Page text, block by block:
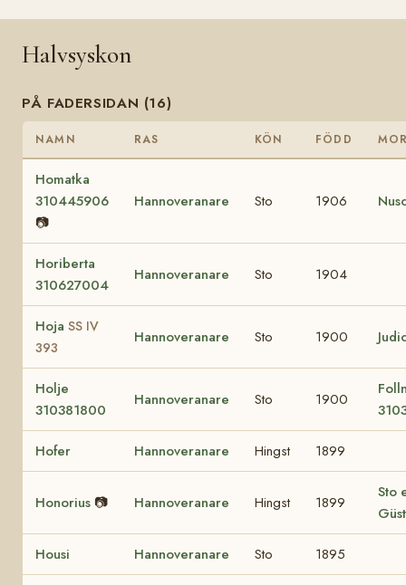
Halvsyskon
PÅ FADERSIDAN (16)
NAMN RAS KÖN FÖDD
Homatka
310445906
📷
Hannoveranare Sto 1906
Horiberta
310627004
Hannoveranare Sto 1904
Hoja SS IV
393
Hannoveranare Sto 1900
Holje
310381800
Hannoveranare Sto 1900
Hofer Hannoveranare Hingst 1899
Honorius 📷 Hannoveranare Hingst 1899
Sto
Housi Hannoveranare Sto 1895